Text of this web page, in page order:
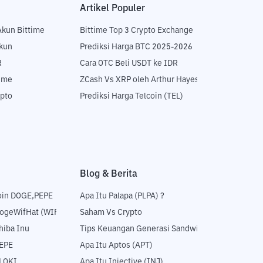
Bittime
Artikel Populer
Bittime Top 3 Crypto Exchange
Prediksi Harga BTC 2025-2026
Cara OTC Beli USDT ke IDR
ZCash Vs XRP oleh Arthur Hayes
Prediksi Harga Telcoin (TEL)
DOGE,PEPE
(WIF)
Inu
Blog & Berita
Apa Itu Palapa (PLPA) ?
Saham Vs Crypto
Tips Keuangan Generasi Sandwich
Apa Itu Aptos (APT)